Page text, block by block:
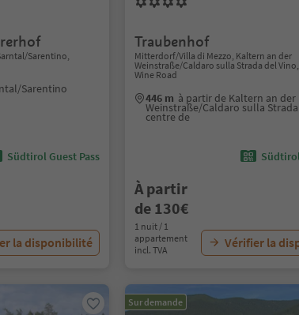
Sarentino,
Sarentino
Südtirol Guest Pass
la disponibilité
Traubenhof
Mitterdorf/Villa di Mezzo, Kaltern an der
Weinstraße/Caldaro sulla Strada del
Wine Road
446 m à partir de Kaltern an der
Weinstraße/Caldaro sulla
centre de
À partir
de 130€
1 nuit / 1
appartement
incl. TVA
Vérifier la
Sur demande